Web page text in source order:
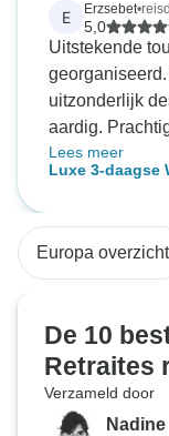
E Erzsebet•
5,0
Uitstekende
uitzonderlijk
aardig. Prachtige plaatsen gezien
en genoten
lagunes.
ervaring!
Lees meer
Luxe 3-daagse
Europa overzicht
De 10
Retraites
Verzameld door
Nadine